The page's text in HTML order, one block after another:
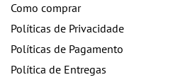
Como comprar
Políticas de Privacidade
Políticas de Pagamento
Política de Entregas